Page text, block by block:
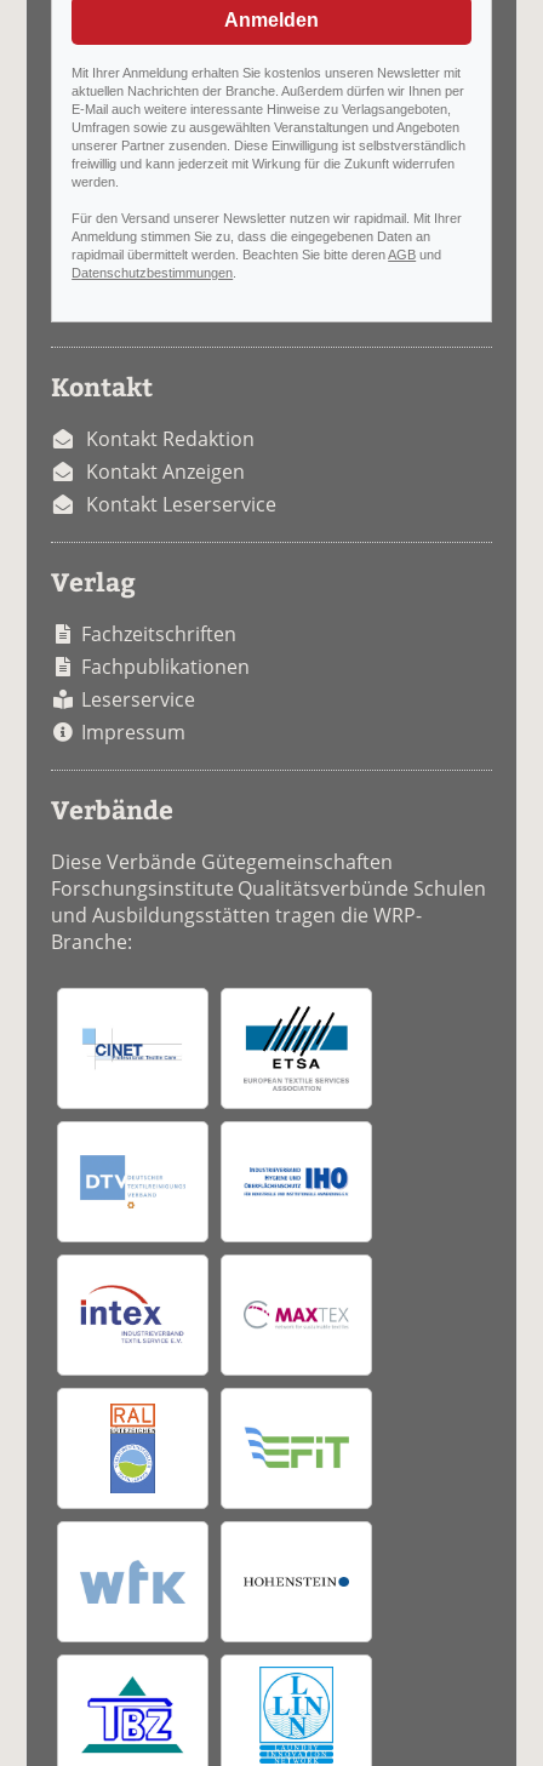
Anmelden
Mit Ihrer Anmeldung erhalten Sie kostenlos unseren Newsletter mit
aktuellen Nachrichten der Branche. Außerdem dürfen wir Ihnen per
E-Mail auch weitere interessante Hinweise zu Verlagsangeboten,
Umfragen sowie zu ausgewählten Veranstaltungen und Angeboten
unserer Partner zusenden. Diese Einwilligung ist selbstverständlich
freiwillig und kann jederzeit mit Wirkung für die Zukunft widerrufen
werden.
Für den Versand unserer Newsletter nutzen wir rapidmail. Mit Ihrer
Anmeldung stimmen Sie zu, dass die eingegebenen Daten an
rapidmail übermittelt werden. Beachten Sie bitte derenAGB und
Datenschutzbestimmungen
Kontakt
Kontakt Redaktion
Kontakt Anzeigen
Kontakt Leserservice
Verlag
Fachzeitschriften
Fachpublikationen
Leserservice
Impressum
Verbände
Diese Verbände Gütegemeinschaften
Forschungsinstitute Qualitätsverbünde Schulen
und Ausbildungsstätten tragen die WRP-
Branche: